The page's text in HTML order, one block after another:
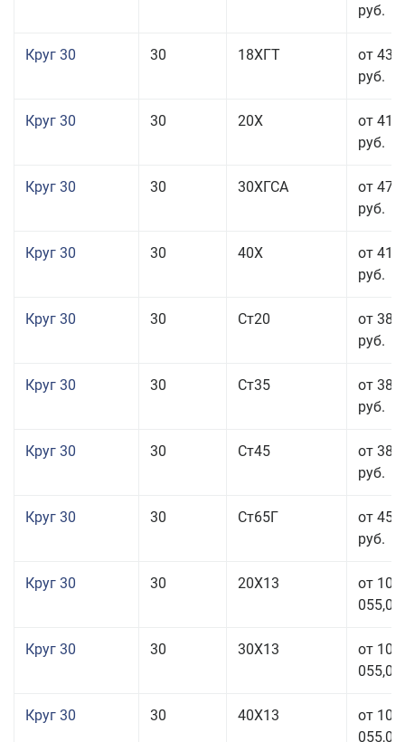
руб.
Круг 30 30 18ХГТ
от 43
руб.
Круг 30 30 20Х
от 41
руб.
Круг 30 30 30ХГСА
от 47
руб.
Круг 30 30 40Х
от 41
руб.
Круг 30 30 Ст20
от 38
руб.
Круг 30 30 Ст35
от 38
руб.
Круг 30 30 Ст45
от 38
руб.
Круг 30 30 Ст65Г
от 45
руб.
Круг 30 30 20Х13
от 101
055,00
Круг 30 30 30Х13
от 101
055,00
Круг 30 30 40Х13
от 101
055,00